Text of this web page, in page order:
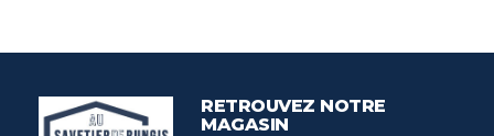
RETROUVEZ NOTRE
MAGASIN